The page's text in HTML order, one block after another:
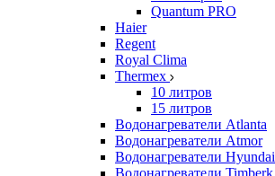
Quantum PRO
Haier
Regent
Royal Clima
Thermex
10 литров
15 литров
Водонагреватели Atlanta
Водонагреватели Atmor
Водонагреватели Hyundai
Водонагреватели Timberk